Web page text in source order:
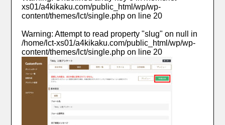
xs01/a4kikaku.com/public_html/wp/wp-
content/themes/lct/single.php on line 20
Warning: Attempt to read property "slug" on null in
/home/lct-xs01/a4kikaku.com/public_html/wp/wp-
content/themes/lct/single.php on line 20